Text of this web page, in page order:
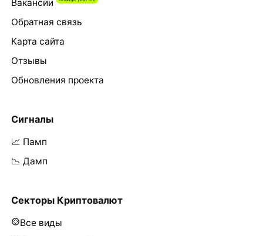
Вакансии
Обратная связь
Карта сайта
Отзывы
Обновления проекта
Сигналы
📈 Памп
📉 Дамп
Секторы Криптовалют
Все виды